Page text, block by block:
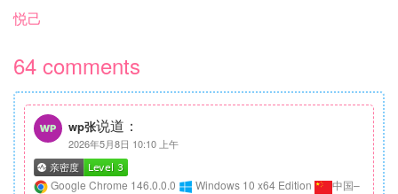
悦己
64 comments
wp张说道：
2026年5月8日 10:10 上午
Google Chrome 146.0.0.0 Windows 10 x64 Edition
中国–